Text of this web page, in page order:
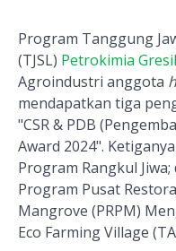
Program Tanggung
(TJSL) Petrokimia
Agroindustri anggota
mendapatkan tiga
"CSR & PDB
Award 2024".
Program Rangkul
Program Pusat
Mangrove (PRPM)
Eco Farming Village